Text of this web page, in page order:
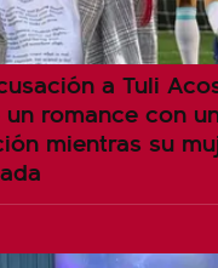
a Tuli
romance con
mientras su